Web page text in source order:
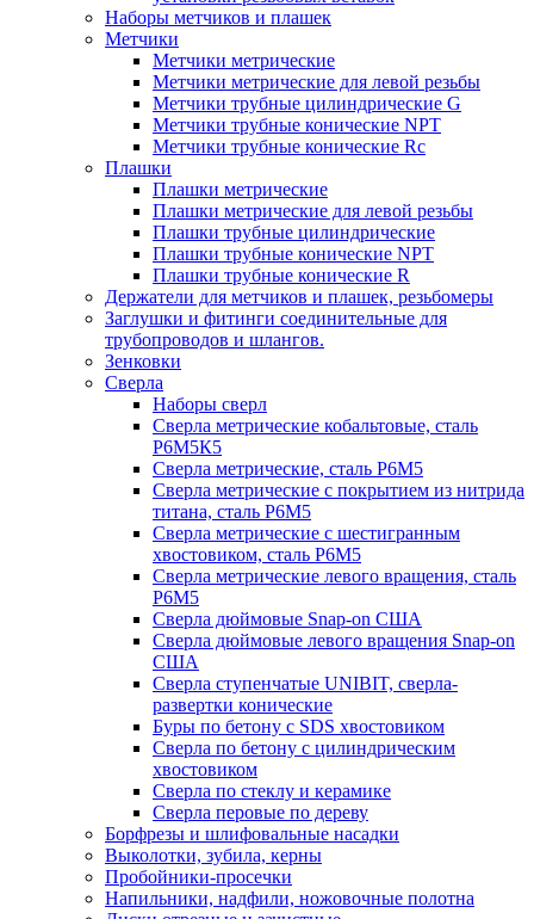
Наборы метчиков и плашек
Метчики
Метчики метрические
Метчики метрические для левой резьбы
Метчики трубные цилиндрические G
Метчики трубные конические NPT
Метчики трубные конические Rc
Плашки
Плашки метрические
Плашки метрические для левой резьбы
Плашки трубные цилиндрические
Плашки трубные конические NPT
Плашки трубные конические R
Держатели для метчиков и плашек, резьбомеры
Заглушки и фитинги соединительные для
трубопроводов и шлангов.
Зенковки
Сверла
Наборы сверл
Сверла метрические кобальтовые, сталь
Р6М5К5
Сверла метрические, сталь Р6М5
Сверла метрические с покрытием из нитрида
титана, сталь Р6М5
Сверла метрические с шестигранным
хвостовиком, сталь Р6М5
Сверла метрические левого вращения, сталь
Р6М5
Сверла дюймовые Snap-on США
Сверла дюймовые левого вращения Snap-on
США
Сверла ступенчатые UNIBIT, сверла-
развертки конические
Буры по бетону с SDS хвостовиком
Сверла по бетону с цилиндрическим
хвостовиком
Сверла по стеклу и керамике
Сверла перовые по дереву
Борфрезы и шлифовальные насадки
Выколотки, зубила, керны
Пробойники-просечки
Напильники, надфили, ножовочные полотна